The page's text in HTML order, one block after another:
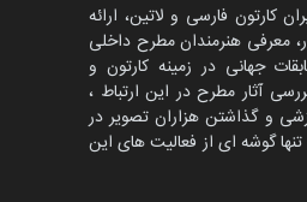
بین‌المللی کارتون و
«البغلی…
3 ماه دیگر
کارتون فارسی و لاتین، ارائه
معرفی هنرمندان مطرح داخلی
جهانی در زمینه کارتون و
آثار مطرح در این ارتباط ،
و گذاشتن هزاران تصویر در
گوشه ای از فعالیت های این